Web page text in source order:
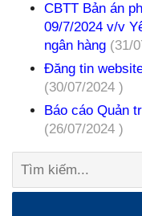
CBTT Bản án
09/7/2024 v/v
ngân hàng (31/
Đăng tin
(30/07/2024 )
Báo cáo Quản
(26/07/2024 )
Tìm
kiếm: